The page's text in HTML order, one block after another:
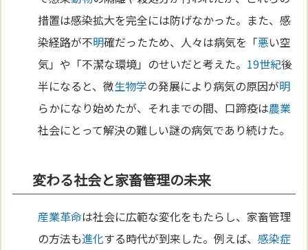
措置は感染拡大を完全には防げなかった。また、感
染経路が不明確だったため、人々は病気を「悪い空
気」や「不潔な環境」のせいだと考えた。 19世紀後
半になると、微生物学の発展により病気の原因が明
らかになり始めたが、それまでの間、口蹄疫は農業
社会にとって解決の難しい謎の病気であり続けた。
変わる社会と家畜管理の未来
産業革命は社会に広範な変化をもたらし、家畜管理
の方法も進化する時代が到来した。例えば、感染症